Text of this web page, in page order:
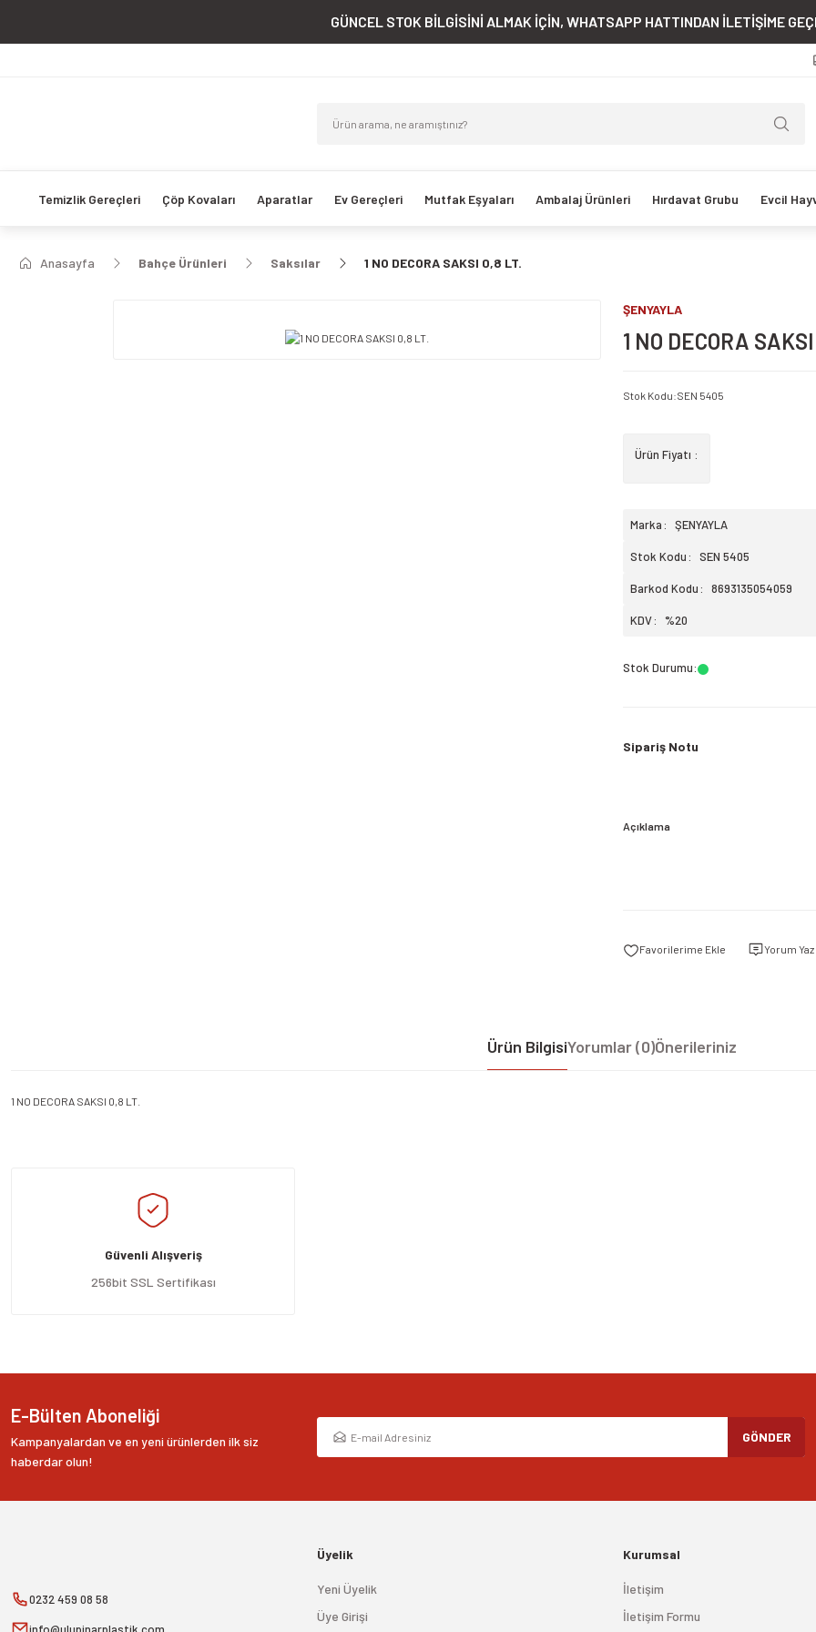
GÜNCEL STOK BİLGİSİNİ ALMAK İÇİN, WHATSAPP HATTINDAN İLETİŞİME
Temizlik Gereçleri Çöp Kovaları Aparatlar Ev Gereçleri Mutfak Eşyaları Ambalaj Ürünleri Hırdavat Grubu Evcil
Anasayfa Bahçe Ürünleri Saksılar 1 NO DECORA SAKSI 0,8 LT.
ŞENYAYLA
1 NO DECORA
Stok Kodu:SEN 5405
Ürün Fiyatı :
Marka ŞENYAYLA
Stok Kodu SEN 5405
Barkod Kodu 8693135054059
KDV %20
Stok Durumu:
Sipariş Notu
Açıklama
Yorum Yaz
Ürün BilgisiYorumlar (0)Önerileriniz
1 NO DECORA SAKSI 0,8 LT.
Ürün resmi kalitesiz, bozuk veya görüntülenemiyor.
Ürün açıklamasında eksik bilgiler bulunuyor.
Ürün bilgilerinde hatalar bulunuyor.
Ürün fiyatı diğer sitelerden daha pahalı.
Güvenli Alışveriş
256bit SSL Sertifikası
E-Bülten Aboneliği
Kampanyalardan ve en yeni ürünlerden ilk siz
haberdar olun!
GÖNDER
0232 459 08 58
Üyelik
Yeni Üyelik
Üye Girişi
Kurumsal
İletişim
İletişim Formu